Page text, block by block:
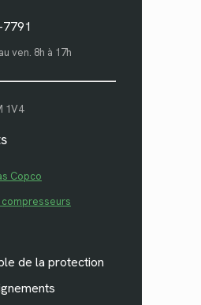
ven. 8h à 17h
1V4
Copco
de la protection